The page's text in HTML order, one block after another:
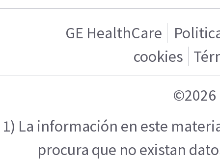
GE HealthCare
cookies
©2026
1) La información en este
procura que no existan